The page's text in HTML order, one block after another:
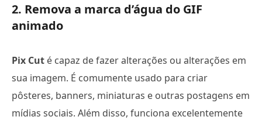
2. Remova a marca d’água do GIF
animado
Pix Cut é capaz de fazer alterações ou alterações em
sua imagem. É comumente usado para criar
pôsteres, banners, miniaturas e outras postagens em
mídias sociais. Além disso, funciona excelentemente